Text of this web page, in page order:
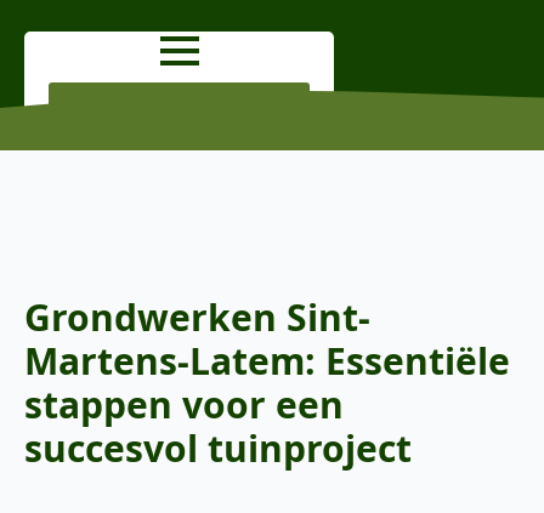
Grondwerken Sint-
Martens-Latem: Essentiële
stappen voor een
succesvol tuinproject